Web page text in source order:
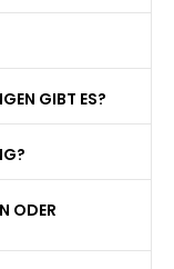
GIBT ES?
ODER